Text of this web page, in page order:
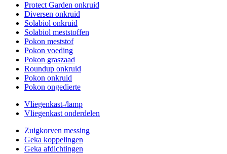
Protect Garden onkruid
Diversen onkruid
Solabiol onkruid
Solabiol meststoffen
Pokon meststof
Pokon voeding
Pokon graszaad
Roundup onkruid
Pokon onkruid
Pokon ongedierte
Vliegenkast-/lamp
Vliegenkast onderdelen
Zuigkorven messing
Geka koppelingen
Geka afdichtingen